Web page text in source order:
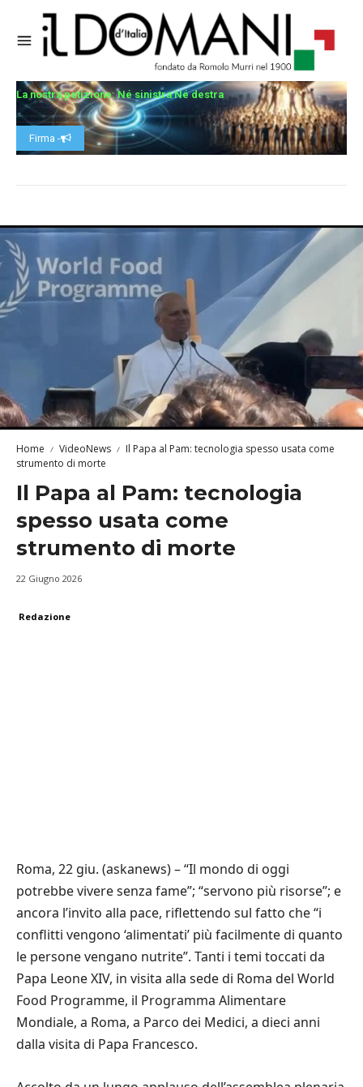
La nostra petizione: Né sinistra Né destra
Firma -
Home VideoNews
Il Papa al Pam: tecnologia spesso usata come
strumento di morte
Il Papa al Pam: tecnologia
spesso usata come
strumento di morte
22 Giugno 2026
Redazione
Roma, 22 giu. (askanews) – “Il mondo di oggi
potrebbe vivere senza fame”; “servono più risorse”; e
ancora l’invito alla pace, riflettendo sul fatto che “i
conflitti vengono ‘alimentati’ più facilmente di quanto
le persone vengano nutrite”. Tanti i temi toccati da
Papa Leone XIV, in visita alla sede di Roma del World
Food Programme, il Programma Alimentare
Mondiale, a Roma, a Parco dei Medici, a dieci anni
dalla visita di Papa Francesco.